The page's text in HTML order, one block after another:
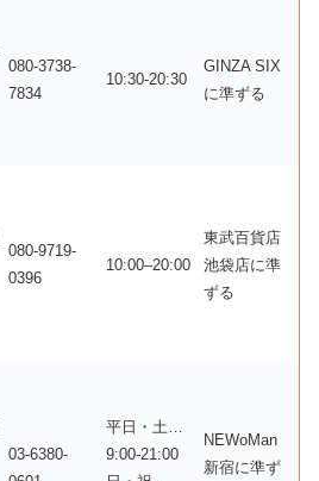
080-3738-
7834
10:30-20:30
GINZA SIX
に準ずる
080-9719-
0396
10:00–20:00
東武百貨店
池袋店に準
ずる
03-6380-
平日・土…
9:00-21:00
NEWoMan
新宿に準ず